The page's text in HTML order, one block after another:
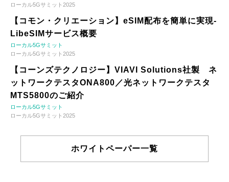
ローカル5Gサミット2025
【コモン・クリエーション】eSIM配布を簡単に実現-
LibeSIMサービス概要
ローカル5Gサミット
ローカル5Gサミット2025
【コーンズテクノロジー】VIAVI Solutions社製 ネ
ットワークテスタONA800／光ネットワークテスタ
MTS5800のご紹介
ローカル5Gサミット
ローカル5Gサミット2025
ホワイトペーパー一覧